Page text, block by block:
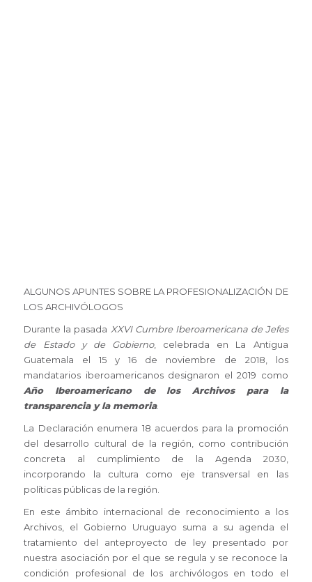
ALGUNOS APUNTES SOBRE LA PROFESIONALIZACIÓN DE
LOS ARCHIVÓLOGOS
Durante la pasada XXVI Cumbre Iberoamericana de Jefes
de Estado y de Gobierno, celebrada en La Antigua
Guatemala el 15 y 16 de noviembre de 2018, los
mandatarios iberoamericanos designaron el 2019 como
Año Iberoamericano de los Archivos para la
transparencia y la memoria.
La Declaración enumera 18 acuerdos para la promoción
del desarrollo cultural de la región, como contribución
concreta al cumplimiento de la Agenda 2030,
incorporando la cultura como eje transversal en las
políticas públicas de la región.
En este ámbito internacional de reconocimiento a los
Archivos, el Gobierno Uruguayo suma a su agenda el
tratamiento del anteproyecto de ley presentado por
nuestra asociación por el que se regula y se reconoce la
condición profesional de los archivólogos en todo el